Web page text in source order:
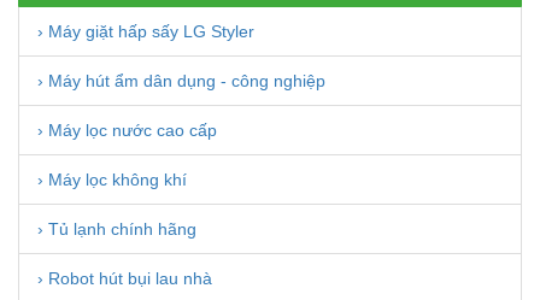
› Máy giặt hấp sấy LG Styler
› Máy hút ẩm dân dụng - công nghiệp
› Máy lọc nước cao cấp
› Máy lọc không khí
› Tủ lạnh chính hãng
› Robot hút bụi lau nhà